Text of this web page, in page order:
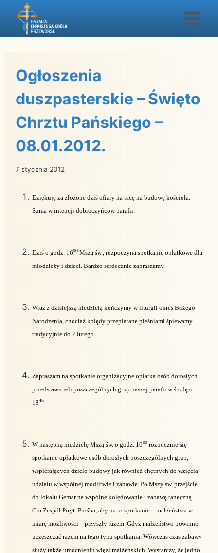
Przejdź
Ogłoszenia
duszpasterskie – Święto
Chrztu Pańskiego –
08.01.2012.
7 stycznia 2012
Dziękuję za złożone dziś ofiary na tacę na budowę kościoła.
Suma w intencji dobroczyńców parafii.
Dziś o godz. 1600 Mszą św., rozpoczyna spotkanie opłatkowe dla
młodzieży i dzieci. Bardzo serdecznie zapraszamy.
Wraz z dzisiejszą niedzielą kończymy w liturgii okres Bożego
Narodzenia, chociaż kolędy przeplatane pieśniami śpiewamy
tradycyjnie do 2 lutego.
Zapraszam na spotkanie organizacyjne opłatka osób dorosłych
przedstawicieli poszczególnych grup naszej parafii w środę o
1845
W następną niedzielę Mszą św. o godz. 1600 rozpocznie się
spotkanie opłatkowe osób dorosłych poszczególnych grup,
wspierających dzieło budowy jak również chętnych do wzięcia
udziału w wspólnej modlitwie i zabawie. Po Mszy św. przejście
do lokalu Gemar na wspólne kolędowanie i zabawę taneczną.
Gra Zespół Piryt. Prośba, aby na to spotkanie – małżeństwa w
miarę możliwości – przyszły razem. Gdyż małżeństwo powinno
uczęszczać razem na tego typu spotkania. Wówczas czas zabawy
służy także umocnieniu więzi małżeńskich. Wystarczy, że jedno